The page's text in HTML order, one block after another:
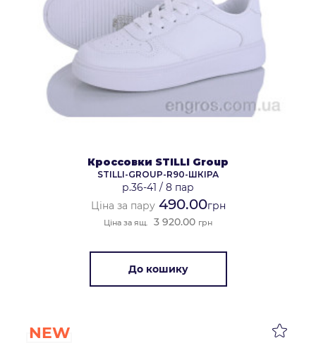
Кроссовки STILLI Group
STILLI-GROUP-R90-ШКІРА
р.36-41 / 8 пар
Ціна за пару490.00грн
Ціна за ящ. 3 920.00 грн
До кошику
NEW